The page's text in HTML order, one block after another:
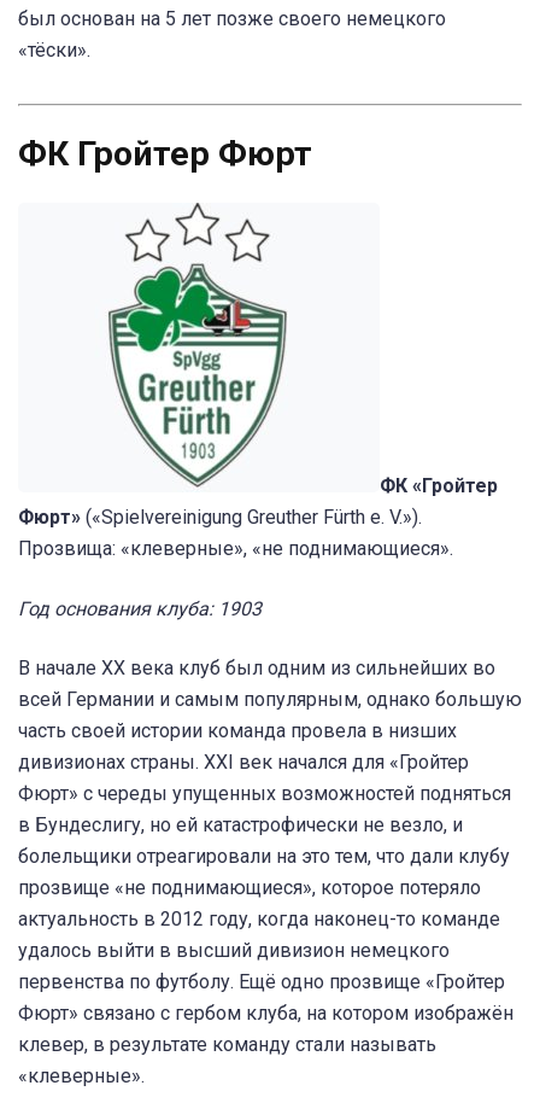
был основан на 5 лет позже своего немецкого
«тёски».
ФК Гройтер Фюрт
ФК «Гройтер
Фюрт» («Spielvereinigung Greuther Fürth e. V.»).
Прозвища: «клеверные», «не поднимающиеся».
Год основания клуба: 1903
В начале XX века клуб был одним из сильнейших во
всей Германии и самым популярным, однако большую
часть своей истории команда провела в низших
дивизионах страны. XXI век начался для «Гройтер
Фюрт» с череды упущенных возможностей подняться
в Бундеслигу, но ей катастрофически не везло, и
болельщики отреагировали на это тем, что дали клубу
прозвище «не поднимающиеся», которое потеряло
актуальность в 2012 году, когда наконец-то команде
удалось выйти в высший дивизион немецкого
первенства по футболу. Ещё одно прозвище «Гройтер
Фюрт» связано с гербом клуба, на котором изображён
клевер, в результате команду стали называть
«клеверные».